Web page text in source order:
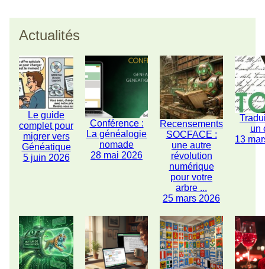
Actualités
Le guide
complet pour
migrer vers
Généatique
5 juin 2026
Conférence :
La généalogie
nomade
28 mai 2026
Recensements
SOCFACE :
une autre
révolution
numérique
pour votre
arbre ...
25 mars 2026
un
13